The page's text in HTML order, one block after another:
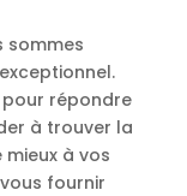
sommes
répondre
à trouver la
à vos
fournir